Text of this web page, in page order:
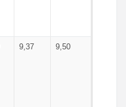
9,37 9,50